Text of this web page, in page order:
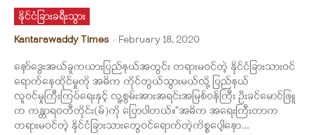
နိုင်ငံခြားခရီးသွား
Kantarawaddy Times - February 18, 2020
နော်ဒွေးအယ်ခူကယားပြည်နယ်အတွင်း တရားမဝင်တဲ့ နိုင်ငံခြားသားဝင်
ရောက်နေထိုင်မှုကို အဓိက ကိုင်တွယ်သွားမယ်လို့ ပြည်နယ်
လူဝင်မှုကြီးကြပ်ရေးနှင့် လူ့စွမ်းအားအရင်းအမြစ်ဝန်ကြီး ဦးခင်မောင်ဖြူ
က ကန္တာရဝတီတိုင်း(မ်)ကို ပြောပါတယ်။“အဓိက အရေးကြီးတာက
တရားမဝင်တဲ့ နိုင်ငံခြားသားတွေဝင်ရောက်တဲ့ကိစ္စပေါ့နော...